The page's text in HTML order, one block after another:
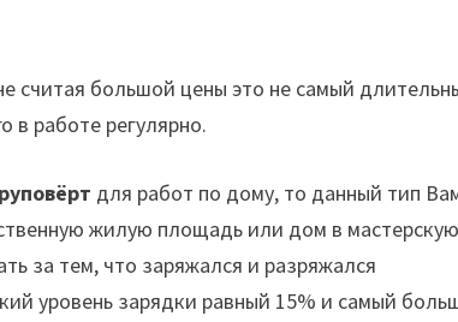
считая большой цены это не самый
в работе регулярно.
для работ по дому, то данный тип
жилую площадь или дом в
за тем, что заряжался и разряжался
уровень зарядки равный 15% и самый